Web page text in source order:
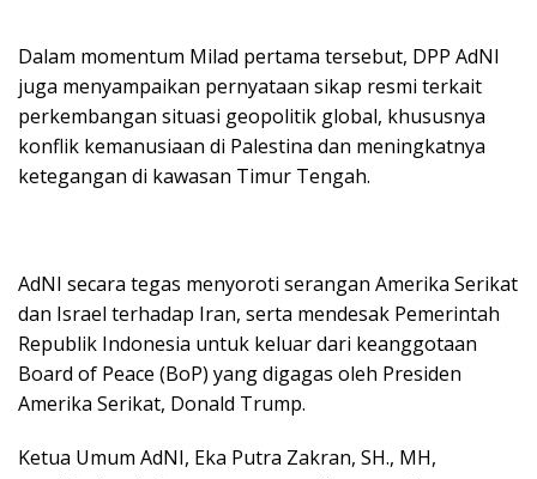
Dalam momentum Milad pertama tersebut, DPP AdNI
juga menyampaikan pernyataan sikap resmi terkait
perkembangan situasi geopolitik global, khususnya
konflik kemanusiaan di Palestina dan meningkatnya
ketegangan di kawasan Timur Tengah.
AdNI secara tegas menyoroti serangan Amerika Serikat
dan Israel terhadap Iran, serta mendesak Pemerintah
Republik Indonesia untuk keluar dari keanggotaan
Board of Peace (BoP) yang digagas oleh Presiden
Amerika Serikat, Donald Trump.
Ketua Umum AdNI, Eka Putra Zakran, SH., MH,